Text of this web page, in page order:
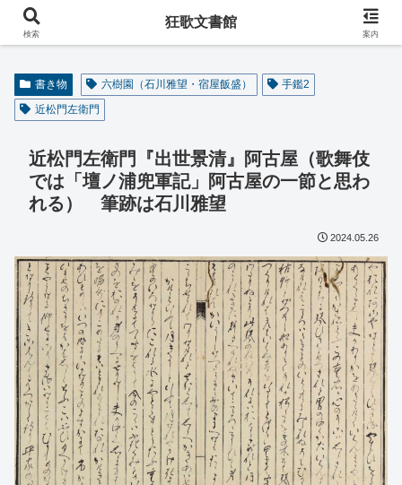
阿波の狂歌師・遠藤春足コレクション
書き物 六樹園（石川雅望・宿屋飯盛）
手鑑2
近松門左衛門
近松門左衛門『出世景清』阿古屋（歌舞伎
では「壇ノ浦兜軍記」阿古屋の一節と思わ
れる） 筆跡は石川雅望
2024.05.26
検索
狂歌文書館
案内